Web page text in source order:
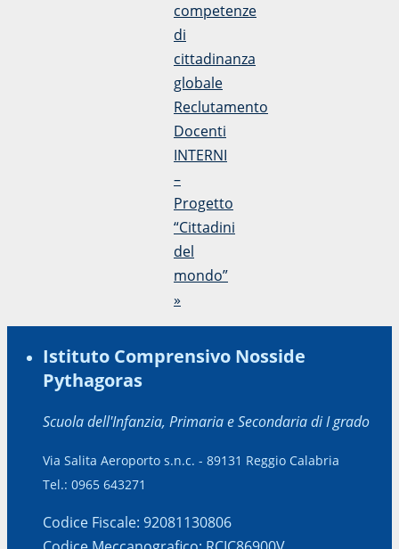
competenze
di
cittadinanza
globale
Reclutamento
Docenti
INTERNI
–
Progetto
“Cittadini
del
mondo”
»
Istituto Comprensivo Nosside
Pythagoras
Scuola dell'Infanzia, Primaria e Secondaria di I grado
Via Salita Aeroporto s.n.c. - 89131 Reggio Calabria
Tel.: 0965 643271
Codice Fiscale: 92081130806